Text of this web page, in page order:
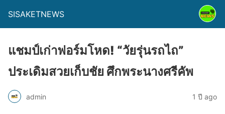
SISAKETNEWS
แชมป์เก่าฟอร์มโหด! “วัยรุ่นรถไถ”
ประเดิมสวยเก็บชัย ศึกพระนางศรีคัพ
admin 1 ปี ago